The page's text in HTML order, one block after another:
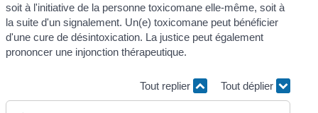
soit à l'initiative de la personne toxicomane elle-même, soit à
la suite d'un signalement. Un(e) toxicomane peut bénéficier
d'une cure de désintoxication. La justice peut également
prononcer une injonction thérapeutique.
Tout replier Tout déplier